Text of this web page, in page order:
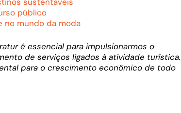
sustentáveis
público
no mundo da moda
é essencial para impulsionarmos o
de serviços ligados à atividade turística.
para o crescimento econômico de todo